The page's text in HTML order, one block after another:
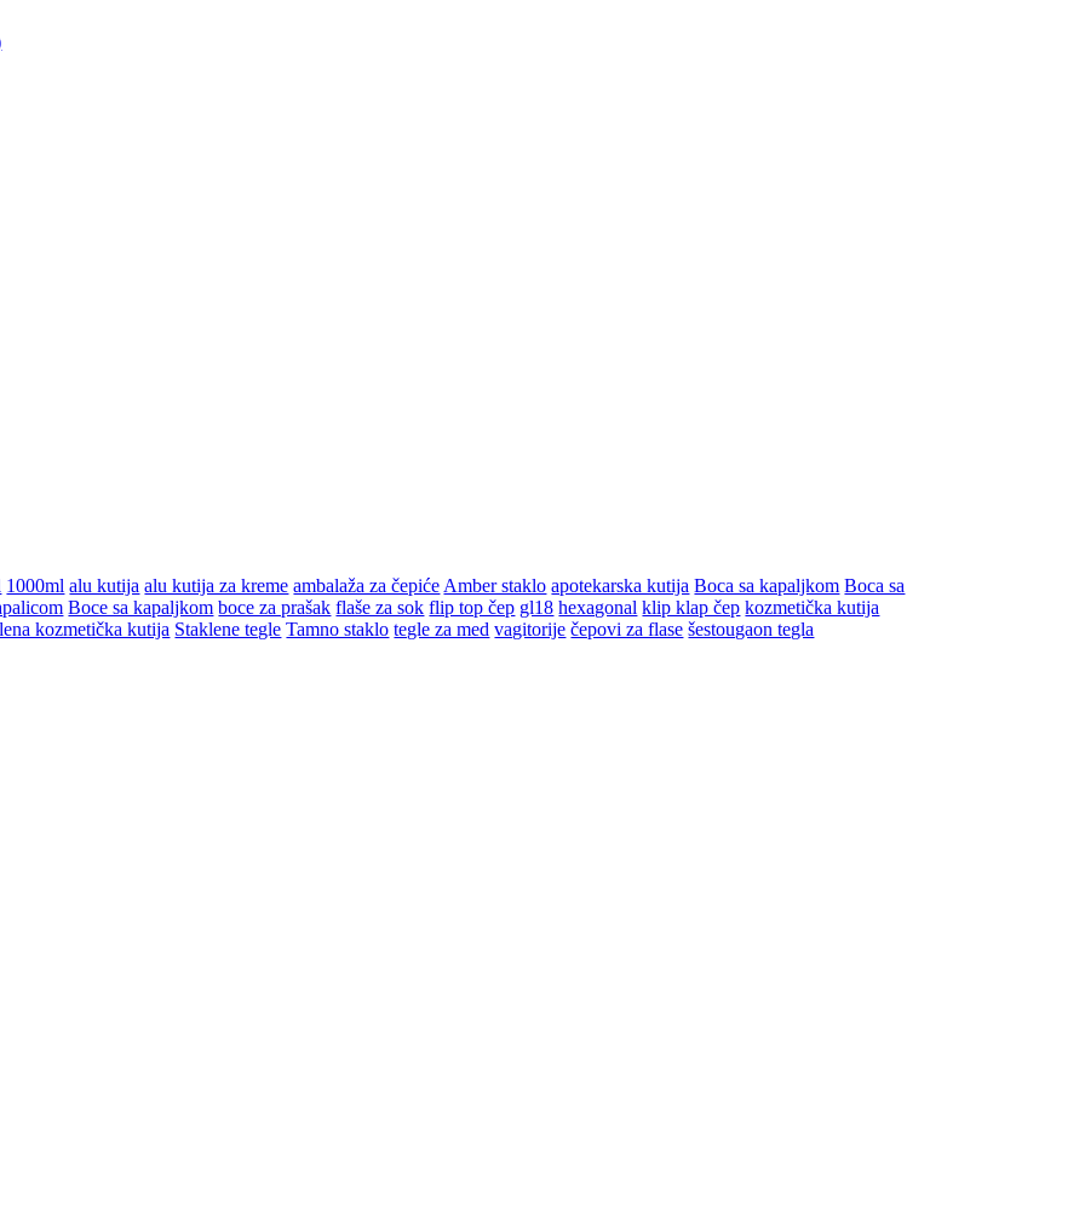
1000ml alu kutija alu kutija za kreme ambalaža za čepiće Amber staklo apotekarska kutija Boca sa kapaljkom Boca sa
Boce sa kapaljkom boce za prašak flaše za sok flip top čep gl18 hexagonal klip klap čep kozmetička kutija
kozmetička kutija Staklene tegle Tamno staklo tegle za med vagitorije čepovi za flase šestougaon tegla